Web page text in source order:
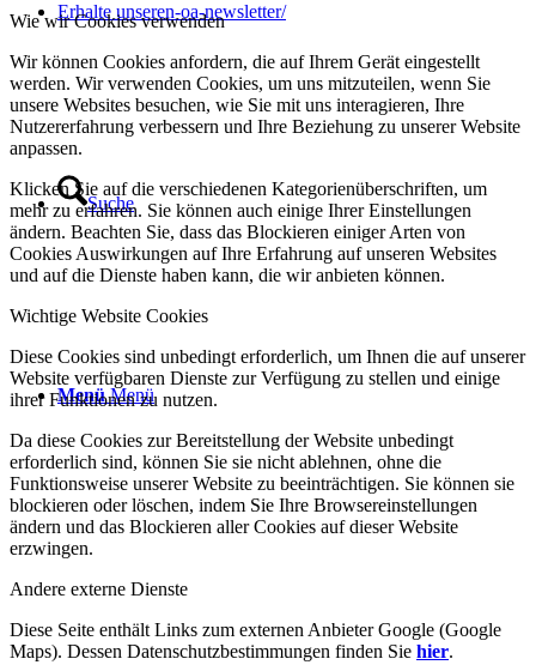
Erhalte unseren-oa-newsletter/
Suche
Menü Menü
Wie wir Cookies verwenden
Wir können Cookies anfordern, die auf Ihrem Gerät eingestellt
werden. Wir verwenden Cookies, um uns mitzuteilen, wenn Sie
unsere Websites besuchen, wie Sie mit uns interagieren, Ihre
Nutzererfahrung verbessern und Ihre Beziehung zu unserer Website
anpassen.
Klicken Sie auf die verschiedenen Kategorienüberschriften, um
mehr zu erfahren. Sie können auch einige Ihrer Einstellungen
ändern. Beachten Sie, dass das Blockieren einiger Arten von
Cookies Auswirkungen auf Ihre Erfahrung auf unseren Websites
und auf die Dienste haben kann, die wir anbieten können.
Wichtige Website Cookies
Diese Cookies sind unbedingt erforderlich, um Ihnen die auf unserer
Website verfügbaren Dienste zur Verfügung zu stellen und einige
ihrer Funktionen zu nutzen.
Da diese Cookies zur Bereitstellung der Website unbedingt
erforderlich sind, können Sie sie nicht ablehnen, ohne die
Funktionsweise unserer Website zu beeinträchtigen. Sie können sie
blockieren oder löschen, indem Sie Ihre Browsereinstellungen
ändern und das Blockieren aller Cookies auf dieser Website
erzwingen.
Andere externe Dienste
Diese Seite enthält Links zum externen Anbieter Google (Google
Maps). Dessen Datenschutzbestimmungen finden Sie hier.